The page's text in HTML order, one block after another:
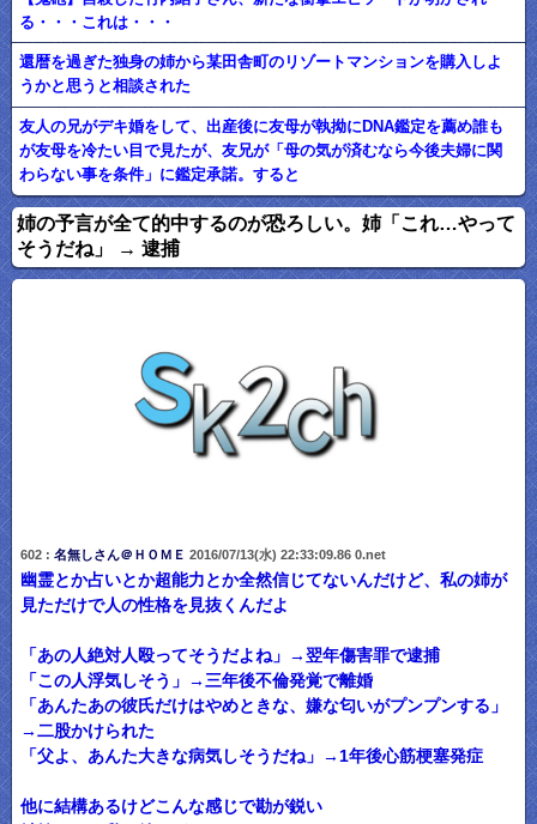
る・・・これは・・・
還暦を過ぎた独身の姉から某田舎町のリゾートマンションを購入しよ
うかと思うと相談された
友人の兄がデキ婚をして、出産後に友母が執拗にDNA鑑定を薦め誰も
が友母を冷たい目で見たが、友兄が「母の気が済むなら今後夫婦に関
わらない事を条件」に鑑定承諾。すると
姉の予言が全て的中するのが恐ろしい。姉「これ…やって
そうだね」 → 逮捕
602 : 名無しさん＠ＨＯＭＥ 2016/07/13(水) 22:33:09.86 0.net
幽霊とか占いとか超能力とか全然信じてないんだけど、私の姉が
見ただけで人の性格を見抜くんだよ
「あの人絶対人殴ってそうだよね」→翌年傷害罪で逮捕
「この人浮気しそう」→三年後不倫発覚で離婚
「あんたあの彼氏だけはやめときな、嫌な匂いがプンプンする」
→二股かけられた
「父よ、あんた大きな病気しそうだね」→1年後心筋梗塞発症
他に結構あるけどこんな感じで勘が鋭い